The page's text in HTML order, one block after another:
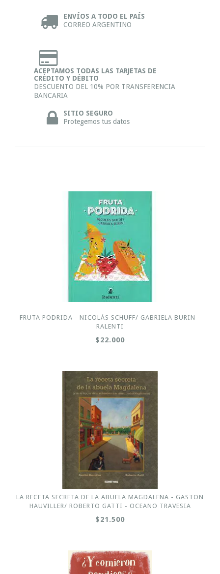
ENVÍOS A TODO EL PAÍS
CORREO ARGENTINO
ACEPTAMOS TODAS LAS TARJETAS DE
CRÉDITO Y DÉBITO
DESCUENTO DEL 10% POR TRANSFERENCIA
BANCARIA
SITIO SEGURO
Protegemos tus datos
FRUTA PODRIDA - NICOLÁS SCHUFF/ GABRIELA BURIN -
RALENTI
$22.000
LA RECETA SECRETA DE LA ABUELA MAGDALENA - GASTON
HAUVILLER/ ROBERTO GATTI - OCEANO TRAVESIA
$21.500